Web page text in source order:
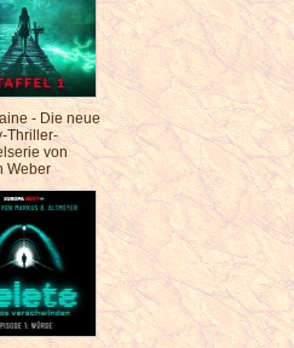
- Die neue
Thriller-
von
Weber